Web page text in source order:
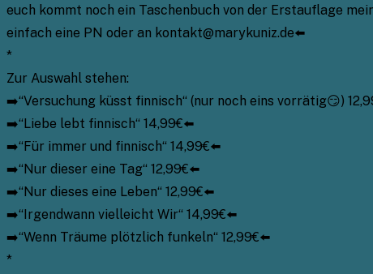
euch kommt noch ein Taschenbuch von der Erstauflage
einfach eine PN oder an kontakt@marykuniz.de⬅️
*
Zur Auswahl stehen:
➡️“Versuchung küsst finnisch“ (nur noch eins vorrätig😏)
➡️“Liebe lebt finnisch“ 14,99€⬅️
➡️“Für immer und finnisch“ 14,99€⬅️
➡️“Nur dieser eine Tag“ 12,99€⬅️
➡️“Nur dieses eine Leben“ 12,99€⬅️
➡️“Irgendwann vielleicht Wir“ 14,99€⬅️
➡️“Wenn Träume plötzlich funkeln“ 12,99€⬅️
*